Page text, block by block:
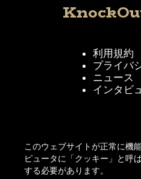
利用規約
プライバ
ニュース
インタビ
このウェブサイトが正常に機
ピュータに「クッキー」と呼
する必要があります。